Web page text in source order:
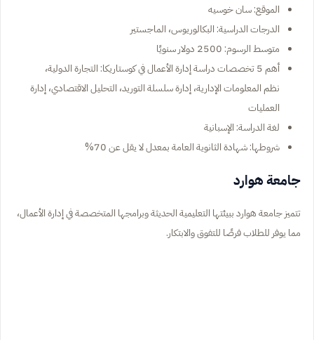
الموقع: سان خوسيه
الدرجات الدراسية: البكالوريوس، الماجستير
متوسط الرسوم: 2500 دولار سنويًا
أهم 5 تخصصات دراسة إدارة الأعمال في كوستاريكا: التجارة الدولية،
نظم المعلومات الإدارية، إدارة سلسلة التوريد، التحليل الاقتصادي، إدارة
العمليات
لغة الدراسة: الإسبانية
شروطها: شهادة الثانوية العامة بمعدل لا يقل عن 70%
جامعة هوارد
تتميز جامعة هوارد ببيئتها التعليمية الحديثة وبرامجها المتخصصة في إدارة الأعمال،
مما يوفر للطلاب فرصًا للتفوق والابتكار.